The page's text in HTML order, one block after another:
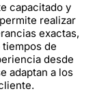
capacitado y
realizar
exactas,
de
desde
adaptan a los